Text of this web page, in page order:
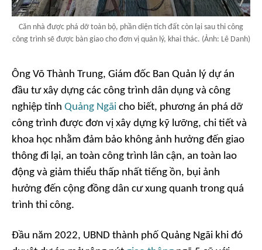
Căn nhà được phá dỡ toàn bộ, phần diện tích đất còn lại sau thi công
công trình sẽ được bàn giao cho đơn vị quản lý, khai thác. (Ảnh: Lê Danh)
Ông Võ Thành Trung, Giám đốc Ban Quản lý dự án
đầu tư xây dựng các công trình dân dụng và công
nghiệp tỉnh Quảng Ngãi cho biết, phương án phá dỡ
công trình được đơn vị xây dựng kỹ lưỡng, chi tiết và
khoa học nhằm đảm bảo không ảnh hưởng đến giao
thông đi lại, an toàn công trình lân cận, an toàn lao
động và giảm thiểu thấp nhất tiếng ồn, bụi ảnh
hưởng đến cộng đồng dân cư xung quanh trong quá
trình thi công.
Đầu năm 2022, UBND thành phố Quảng Ngãi khi đó